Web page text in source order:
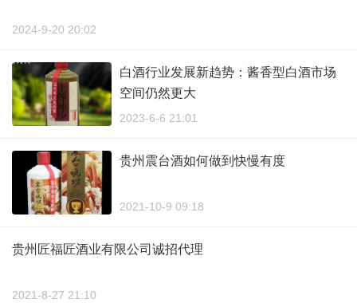
2024-9-20 20:02
白酒行业发展新趋势：酱香型白酒市场
空间仍然更大
2023-6-6 21:01
贵州震台酒如何做到快慢有度
2021-10-9 09:18
贵州匠福匠酒业有限公司诚招代理
2021-8-27 21:10